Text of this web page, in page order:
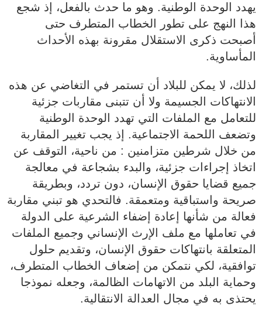
يهدد الوحدة الوطنية. وهو ما حدث بالفعل، إذ شجع
هذا النهج على تطور الخطاب المتطرف حتى
أصبحت ذكرى الاستقلال مقرونة بهذه الأحداث
المأساوية.
لذلك، لا يمكن للبلاد أن تستمر في التغاضي عن هذه
الانتهاكات الجسيمة ولا أن تتبنى مقاربات جزئية
للتعامل مع الملفات التي تهدد الوحدة الوطنية
وتضعف اللحمة الاجتماعية. إذ يجب تغيير المقاربة
من خلال شرطين متزامنين : من ناحية، التوقف عن
اتخاذ إجراءات جزئية، والبدء بشجاعة في معالجة
جميع قضايا حقوق الإنسان، دون تردد، وبطريقة
صريحة واستباقية ومتعمقة. فالتحدي هو تبني مقاربة
فعالة من شأنها إعادة إضفاء الشرعية على الدولة
في تعاملها مع ملف الإرث الإنساني وجميع الملفات
المتعلقة بانتهاكات حقوق الإنسان، وتقديم حلول
توافقية، لكي نتمكن من إضعاف الخطاب المتطرف،
وحماية البلد من الاتهامات الظالمة، وجعله نموذجا
يحتذى به في مجال العدالة الانتقالية.